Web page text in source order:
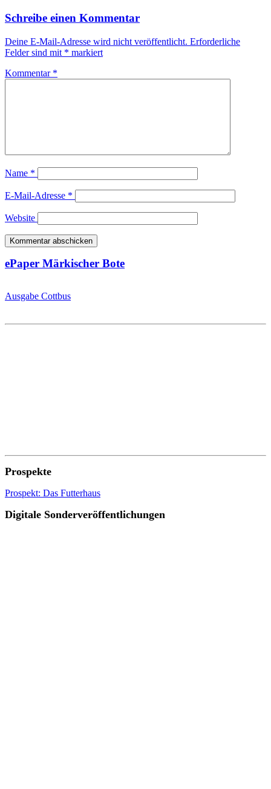
Schreibe einen Kommentar
Deine E-Mail-Adresse wird nicht veröffentlicht. Erforderliche
Felder sind mit * markiert
Kommentar *
Name *
E-Mail-Adresse *
Website
ePaper Märkischer Bote
Ausgabe Cottbus
Prospekte
Prospekt: Das Futterhaus
Digitale Sonderveröffentlichungen